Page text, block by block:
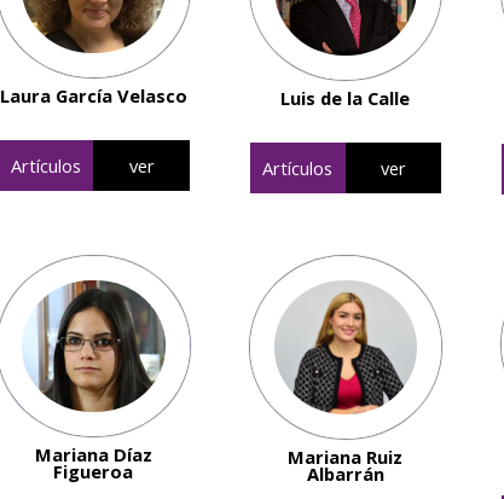
Laura García Velasco
Artículos ver
Luis de la Calle
Artículos ver
Mariana Díaz
Figueroa
Mariana Ruiz
Albarrán